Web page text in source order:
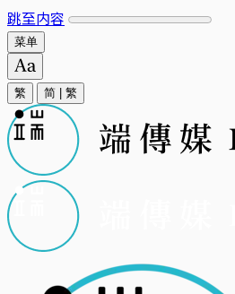
跳至内容
菜单
繁 简 繁